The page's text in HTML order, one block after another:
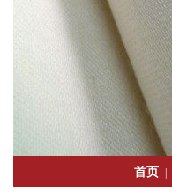
首页